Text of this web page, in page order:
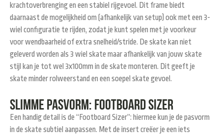
krachtoverbrenging en een stabiel rijgevoel. Dit frame biedt
daarnaast de mogelijkheid om (afhankelijk van setup) ook met een 3-
wiel configuratie te rijden, zodat je kunt spelen met je voorkeur
voor wendbaarheid of extra snelheid/stride. De skate kan niet
geleverd worden als 3 wiel skate maar afhankelijk van jouw skate
stijl kan je tot wel 3x100mm in de skate monteren. Dit geeft je
skate minder rolweerstand en een soepel skate gevoel.
Slimme pasvorm: Footboard Sizer
Een handig detail is de “ Footboard Sizer”: hiermee kun je de pasvorm
in de skate subtiel aanpassen. Met de insert creëer je een iets